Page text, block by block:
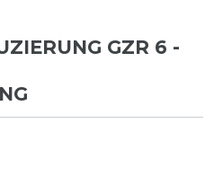
GZR 6 -